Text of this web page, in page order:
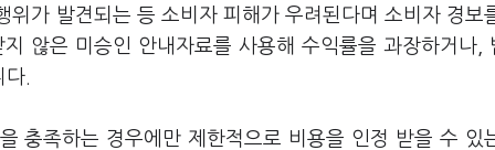
가 발견되는 등 소비자 피해가 우려된다며 소비자 경보
않은 미승인 안내자료를 사용해 수익률을 과장하거나,
.
충족하는 경우에만 제한적으로 비용을 인정 받을 수 있